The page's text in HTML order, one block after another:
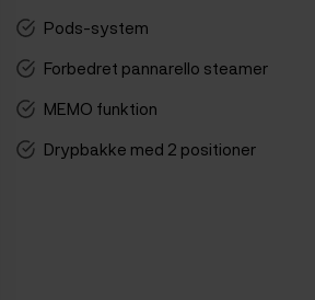
Pods-system
Forbedret pannarello steamer
MEMO funktion
Drypbakke med 2 positioner